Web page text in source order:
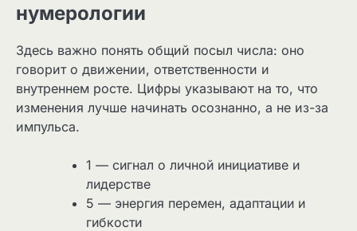
нумерологии
Здесь важно понять общий посыл числа: оно
говорит о движении, ответственности и
внутреннем росте. Цифры указывают на то, что
изменения лучше начинать осознанно, а не из-за
импульса.
1 — сигнал о личной инициативе и
лидерстве
5 — энергия перемен, адаптации и
гибкости